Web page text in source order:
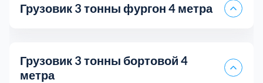
Грузовик 3 тонны фургон 4 метра
Грузовик 3 тонны бортовой 4
метра